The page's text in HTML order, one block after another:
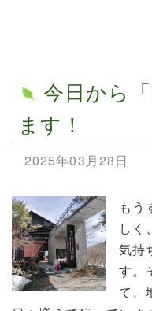
今日から
ます！
2025年03月28日
もう
しく
気持
す。
て、